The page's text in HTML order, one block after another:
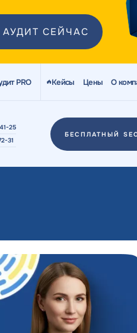
АУДИТ СЕЙЧАС
PRO Кейсы Цены О
25
31
БЕСПЛАТНЫЙ